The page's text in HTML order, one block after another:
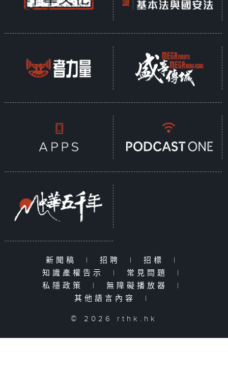
新聞稿 | 招聘 | 招標
|
知識產權告示
| 常見問題
|
私隱政策
| 無障礙播放器
|
其他語言內容
|
© 2026 rthk.hk